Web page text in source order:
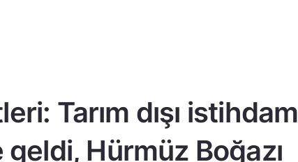
Tarım dışı istihdam
Hürmüz Boğazı